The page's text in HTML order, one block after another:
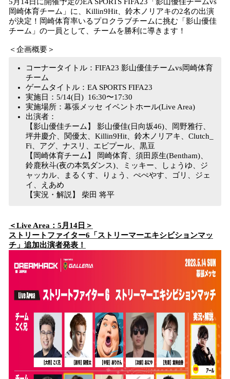
岡崎体育チーム」に、Killin9Hit、鈴木ノリアキの2名の出演
が決定！岡崎体育率いるプロクラブチームに挑む「影山優佳
チーム」の一員として、チームを勝利に導きます！
＜企画概要＞
コーナータイトル：FIFA23 影山優佳チームvs岡崎体育
チーム
ゲームタイトル：EA SPORTS FIFA23
実施日：5/14(日) 16:30〜17:30
実施場所：幕張メッセ イベントホール(Live Area)
出演者：
【影山優佳チーム】 影山優佳(日向坂46)、岡野雅行、
坪井慶介、関優太、Killin9Hit、鈴木ノリアキ、Clutch_
Fi、アグ、ナスリ、エビプール、黒豆
【岡崎体育チーム】 岡崎体育、須田原生(Bentham)、
鈴鹿秋斗(夜の本気ダンス)、ミッキー、しょうゆ、ジ
ャッカル、まるくす、りょう、ぺぺやす、ゴリ、ジェ
イ、えあめ
【実況・解説】 柴田 将平
＜Live Area：5月14日＞
ストリートファイター6「ストリーマーエキシビションマッ
チ」追加出演者発表！